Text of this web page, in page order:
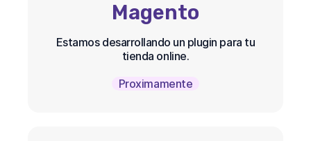
Magento
Estamos desarrollando un plugin para tu
tienda online.
Proximamente